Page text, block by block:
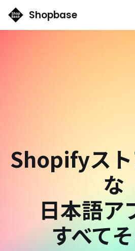
Shopbase
Shopifyス
な
日本語ア
すべて